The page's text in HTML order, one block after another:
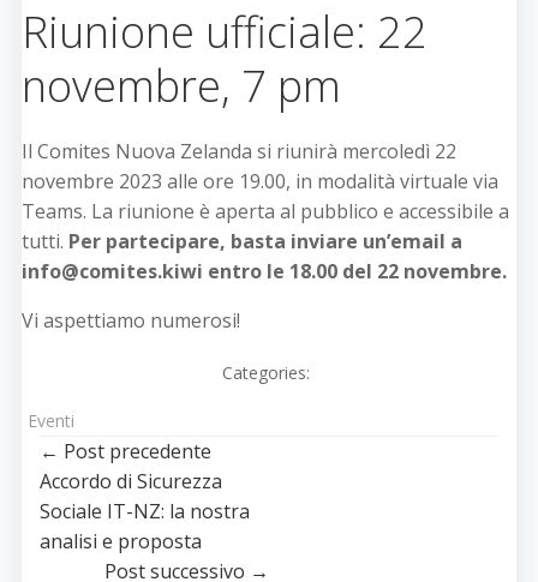
Riunione ufficiale: 22
novembre, 7 pm
Il Comites Nuova Zelanda si riunirà mercoledì 22
novembre 2023 alle ore 19.00, in modalità virtuale via
Teams. La riunione è aperta al pubblico e accessibile a
tutti. Per partecipare, basta inviare un’email a
info@comites.kiwi entro le 18.00 del 22 novembre.
Vi aspettiamo numerosi!
Categories:
Eventi
Post
navigation
← Post precedente
Accordo di Sicurezza
Sociale IT-NZ: la nostra
analisi e proposta
Post successivo →